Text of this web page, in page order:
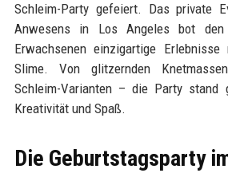
Schleim-Party gefeiert. Das private
Anwesens in Los Angeles bot den
Erwachsenen einzigartige
Slime. Von glitzernden
Schleim-Varianten – die Party stand
Kreativität und Spaß.
Die Geburtstagsparty